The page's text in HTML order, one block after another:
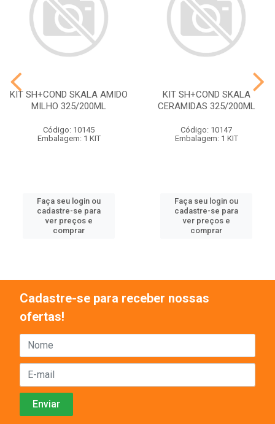
KIT SH+COND SKALA AMIDO
MILHO 325/200ML
Código: 10145
Embalagem: 1 KIT
Faça seu login ou
cadastre-se para
ver preços e
comprar
KIT SH+COND SKALA
CERAMIDAS 325/200ML
Código: 10147
Embalagem: 1 KIT
Faça seu login ou
cadastre-se para
ver preços e
comprar
Cadastre-se para receber nossas
ofertas!